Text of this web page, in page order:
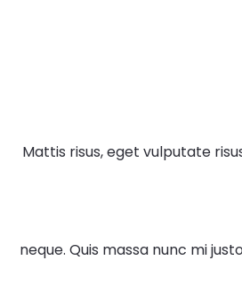
Mattis risus, eget vulputate
neque. Quis massa nunc mi